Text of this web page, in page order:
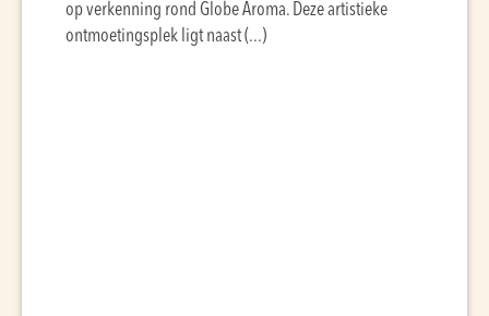
op verkenning rond Globe Aroma. Deze artistieke
ontmoetingsplek ligt naast (...)